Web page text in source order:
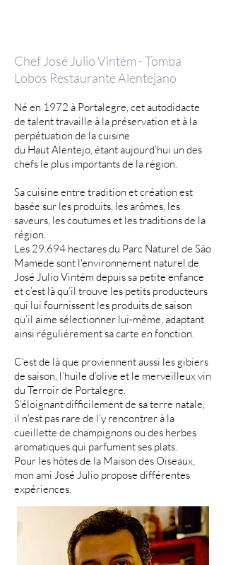
Chef José Julio Vintém - Tomba
Lobos Restaurante Alentejano
Né en 1972 à Portalegre, cet autodidacte
de talent travaille à la préservation et à la
perpétuation de la cuisine
du Haut Alentejo, étant aujourd’hui un des
chefs le plus importants de la région.
Sa cuisine entre tradition et création est
basée sur les produits, les arômes, les
saveurs, les coutumes et les traditions de la
région.
Les 29.694 hectares du Parc Naturel de São
Mamede sont l'environnement naturel de
José Julio Vintém depuis sa petite enfance
et c’est là qu’il trouve les petits producteurs
qui lui fournissent les produits de saison
qu’il aime sélectionner lui-même, adaptant
ainsi régulièrement sa carte en fonction.
C’est de là que proviennent aussi les gibiers
de saison, l’huile d’olive et le merveilleux vin
du Terroir de Portalegre.
S’éloignant difficilement de sa terre natale,
il n’est pas rare de l’y rencontrer à la
cueillette de champignons ou des herbes
aromatiques qui parfument ses plats.
Pour les hôtes de la Maison des Oiseaux,
mon ami José Julio propose différentes
expériences.